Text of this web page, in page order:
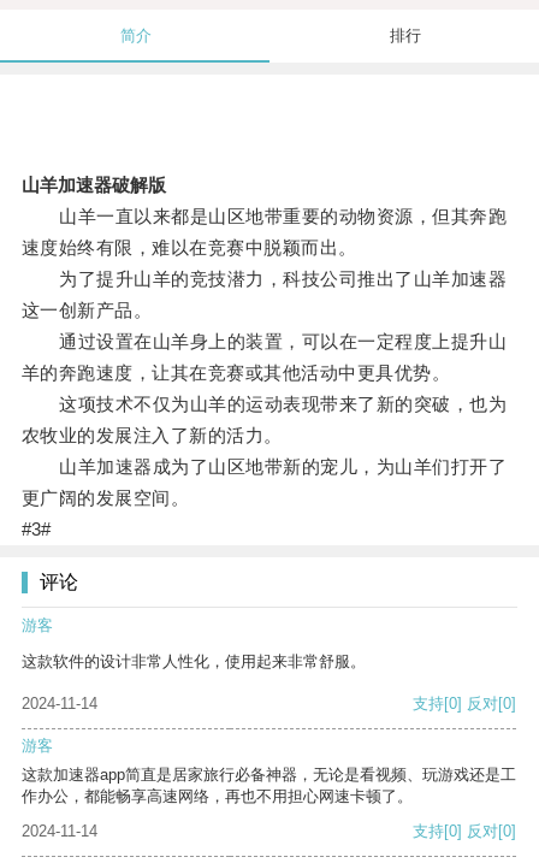
简介 排行
山羊加速器破解版
山羊一直以来都是山区地带重要的动物资源，但其奔跑
速度始终有限，难以在竞赛中脱颖而出。
为了提升山羊的竞技潜力，科技公司推出了山羊加速器
这一创新产品。
通过设置在山羊身上的装置，可以在一定程度上提升山
羊的奔跑速度，让其在竞赛或其他活动中更具优势。
这项技术不仅为山羊的运动表现带来了新的突破，也为
农牧业的发展注入了新的活力。
山羊加速器成为了山区地带新的宠儿，为山羊们打开了
更广阔的发展空间。
#3#
评论
游客
这款软件的设计非常人性化，使用起来非常舒服。
2024-11-14 支持[0] 反对[0]
游客
这款加速器app简直是居家旅行必备神器，无论是看视频、玩游戏还是工
作办公，都能畅享高速网络，再也不用担心网速卡顿了。
2024-11-14
支持[0] 反对[0]